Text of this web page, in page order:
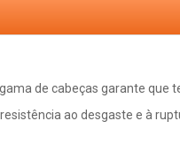
de cabeças garante que
ao desgaste e à